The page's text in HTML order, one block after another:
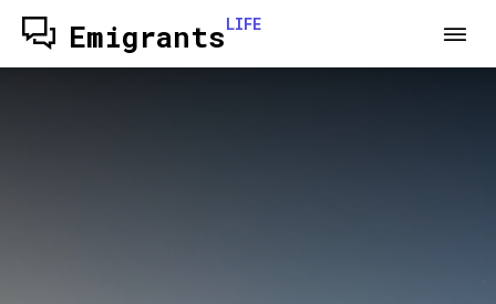
EmigrantsLIFE